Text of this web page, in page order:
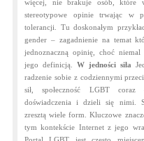
więcej, nie brakuje osób, które
stereotypowe opinie trwając w
tolerancji. Tu doskonałym
gender – zagadnienie na temat
jednoznaczną opinię, choć
jego definicją. W jedności siła
radzenie sobie z codziennymi
sił, społeczność LGBT coraz
doświadczenia i dzieli się nimi.
zresztą wiele form. Kluczowe
tym kontekście Internet z jego